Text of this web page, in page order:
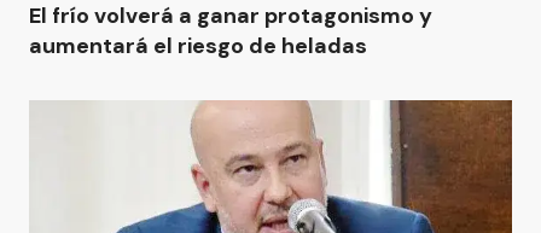
El frío volverá a ganar protagonismo y
aumentará el riesgo de heladas